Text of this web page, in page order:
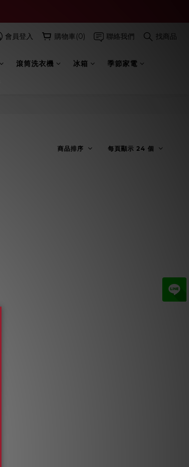
會員登入
購物車(0) 聯絡我們 找商品
滾筒洗衣機 冰箱 季節家電
商品排序 每頁顯示 24 個